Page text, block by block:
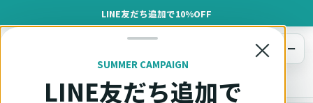
LINE友だち追加で10%OFF
×
SUMMER CAMPAIGN
LINE友だち追加で
オットキャスト
メニュー
車種適合確認